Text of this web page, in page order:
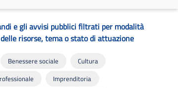
e gli avvisi pubblici filtrati per modalità
risorse, tema o stato di attuazione
Benessere sociale
Cultura
Imprenditoria